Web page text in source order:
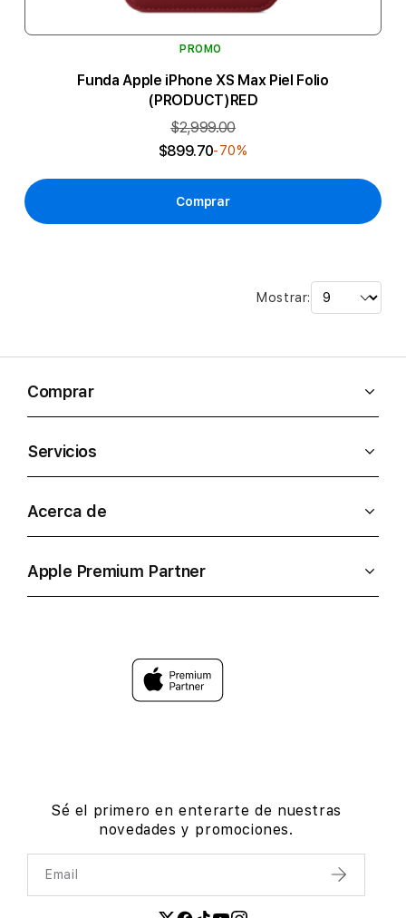
PROMO
Funda Apple iPhone XS Max Piel Folio
(PRODUCT)RED
$2,999.00
$899.70-70%
Comprar
Mostrar:
Comprar
Servicios
Acerca de
Apple Premium Partner
Sé el primero en enterarte de nuestras
novedades y promociones.
Email